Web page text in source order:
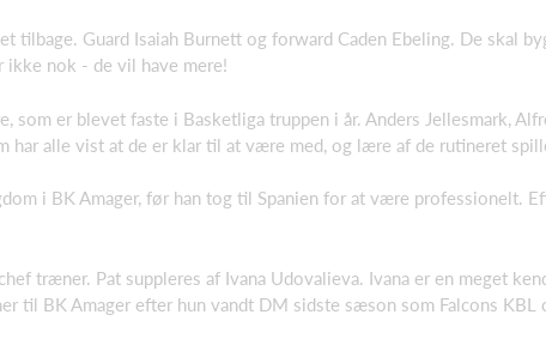
Guard Isaiah Burnett og forward Caden Ebeling. De skal
nok - de vil have mere!
er blevet faste i Basketliga truppen i år. Anders Jellesmark,
har alle vist at de er klar til at være med, og lære af de rutineret
i BK Amager, før han tog til Spanien for at være professionelt.
træner. Pat suppleres af Ivana Udovalieva. Ivana er en meget
til BK Amager efter hun vandt DM sidste sæson som Falcons KBL